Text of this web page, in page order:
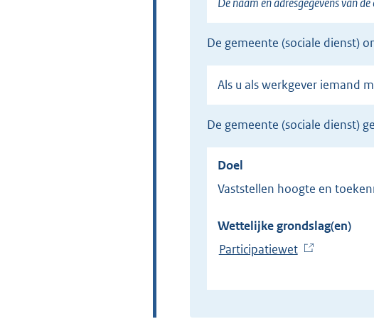
de gemeente (sociale dienst)
Als u als werkgever iemand
de gemeente (sociale dienst)
Doel
Vaststellen hoogte en
Wettelijke grondslag(en)
Participatiewet(
x